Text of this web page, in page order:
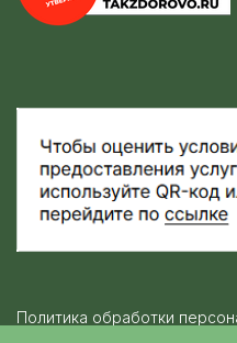
Политика обработки